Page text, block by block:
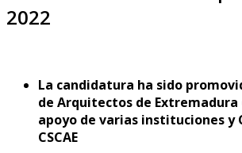
2022
La candidatura ha sido
de Arquitectos de Extremadura
apoyo de varias instituciones y
CSCAE